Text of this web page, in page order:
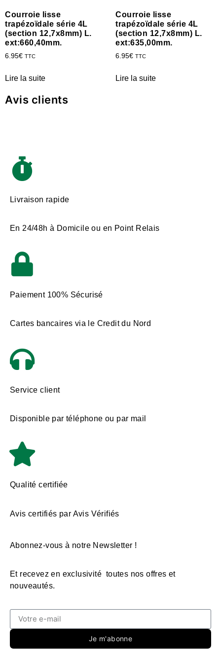
Courroie lisse
trapézoïdale série 4L
(section 12,7x8mm) L.
ext:660,40mm.
6.95€ TTC
Lire la suite
Courroie lisse
trapézoïdale série 4L
(section 12,7x8mm) L.
ext:635,00mm.
6.95€ TTC
Lire la suite
Avis clients
Livraison rapide
En 24/48h à Domicile ou en Point Relais
Paiement 100% Sécurisé
Cartes bancaires via le Credit du Nord
Service client
Disponible par téléphone ou par mail
Qualité certifiée
Avis certifiés par Avis Vérifiés
Abonnez-vous à notre Newsletter !
Et recevez en exclusivité toutes nos offres et
nouveautés.
Je m'abonne